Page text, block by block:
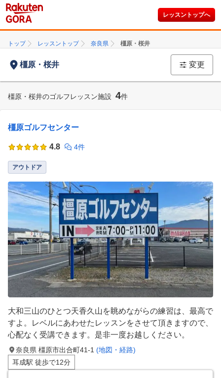
レッスントップへ
トップ レッスントップ 奈良県 橿原・桜井
橿原・桜井 変更
橿原・桜井のゴルフレッスン施設 4件
橿原ゴルフセンター
4.8 4件
アウトドア
大和三山のひとつ天香久山を眺めながらの練習は、最高で
すよ。レベルにあわせたレッスンをさせて頂きますので、
心配なく受講できます。是非一度お越しください。
奈良県 橿原市出合町41-1 (地図・経路)
耳成駅 徒歩で12分